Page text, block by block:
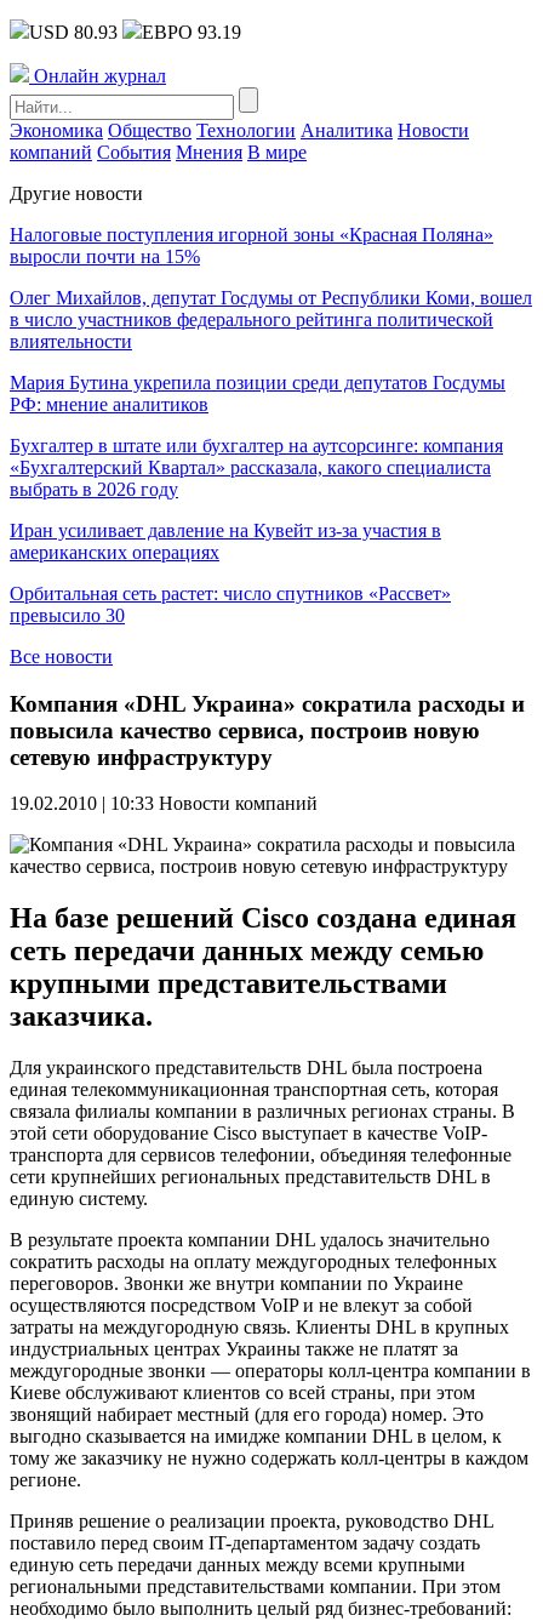
USD 80.93 ЕВРО 93.19
Онлайн журнал
Экономика Общество Технологии Аналитика Новости
компаний События Мнения В мире
Другие новости
Налоговые поступления игорной зоны «Красная Поляна»
выросли почти на 15%
Олег Михайлов, депутат Госдумы от Республики Коми, вошел
в число участников федерального рейтинга политической
влиятельности
Мария Бутина укрепила позиции среди депутатов Госдумы
РФ: мнение аналитиков
Бухгалтер в штате или бухгалтер на аутсорсинге: компания
«Бухгалтерский Квартал» рассказала, какого специалиста
выбрать в 2026 году
Иран усиливает давление на Кувейт из-за участия в
американских операциях
Орбитальная сеть растет: число спутников «Рассвет»
превысило 30
Все новости
Компания «DHL Украина» сократила расходы и
повысила качество сервиса, построив новую
сетевую инфраструктуру
19.02.2010 | 10:33 Новости компаний
На базе решений Cisco создана единая
сеть передачи данных между семью
крупными представительствами
заказчика.
Для украинского представительств DHL была построена
единая телекоммуникационная транспортная сеть, которая
связала филиалы компании в различных регионах страны. В
этой сети оборудование Cisco выступает в качестве VoIP-
транспорта для сервисов телефонии, объединяя телефонные
сети крупнейших региональных представительств DHL в
единую систему.
В результате проекта компании DHL удалось значительно
сократить расходы на оплату междугородных телефонных
переговоров. Звонки же внутри компании по Украине
осуществляются посредством VoIP и не влекут за собой
затраты на междугородную связь. Клиенты DHL в крупных
индустриальных центрах Украины также не платят за
междугородные звонки — операторы колл-центра компании в
Киеве обслуживают клиентов со всей страны, при этом
звонящий набирает местный (для его города) номер. Это
выгодно сказывается на имидже компании DHL в целом, к
тому же заказчику не нужно содержать колл-центры в каждом
регионе.
Приняв решение о реализации проекта, руководство DHL
поставило перед своим IT-департаментом задачу создать
единую сеть передачи данных между всеми крупными
региональными представительствами компании. При этом
необходимо было выполнить целый ряд бизнес-требований: